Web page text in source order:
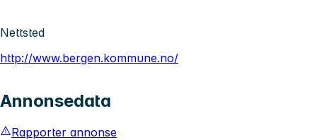
Nettsted
http://www.bergen.kommune.no/
Annonsedata
Rapporter annonse